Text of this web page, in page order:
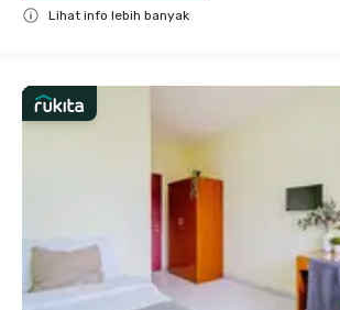
Lihat info lebih banyak